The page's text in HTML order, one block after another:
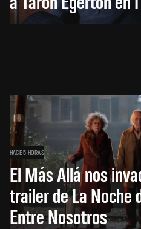
HACE 5 HORAS
El Más Allá nos
trailer de La Noche
Entre Nosotros